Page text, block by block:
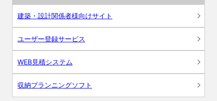
建築・設計関係者様向けサイト
ユーザー登録サービス
WEB見積システム
収納プランニングソフト